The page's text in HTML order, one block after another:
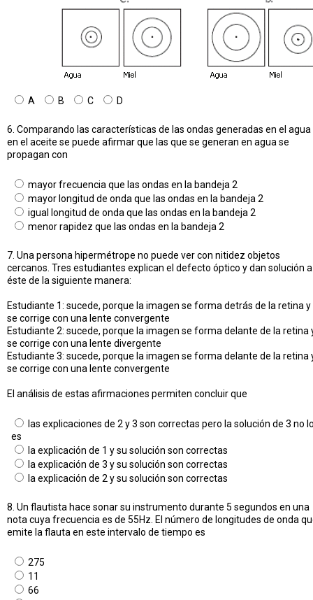
A B C D
6. Comparando las características de las ondas generadas en el agua
en el aceite se puede afirmar que las que se generan en agua se
propagan con
mayor frecuencia que las ondas en la bandeja 2
mayor longitud de onda que las ondas en la bandeja 2
igual longitud de onda que las ondas en la bandeja 2
menor rapidez que las ondas en la bandeja 2
7. Una persona hipermétrope no puede ver con nitidez objetos
cercanos. Tres estudiantes explican el defecto óptico y dan solución a
éste de la siguiente manera:
Estudiante 1: sucede, porque la imagen se forma detrás de la retina y
se corrige con una lente convergente
Estudiante 2: sucede, porque la imagen se forma delante de la retina
se corrige con una lente divergente
Estudiante 3: sucede, porque la imagen se forma delante de la retina
se corrige con una lente convergente
El análisis de estas afirmaciones permiten concluir que
las explicaciones de 2 y 3 son correctas pero la solución de 3 no
es
la explicación de 1 y su solución son correctas
la explicación de 3 y su solución son correctas
la explicación de 2 y su solución son correctas
8. Un flautista hace sonar su instrumento durante 5 segundos en una
nota cuya frecuencia es de 55Hz. El número de longitudes de onda
emite la flauta en este intervalo de tiempo es
275
11
66